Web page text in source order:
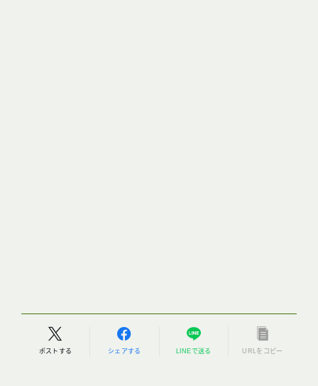
ポストする シェアする LINEで送る URLをコピー